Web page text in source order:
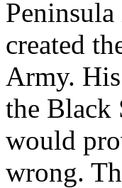
created
Army.
the Black
would
wrong.